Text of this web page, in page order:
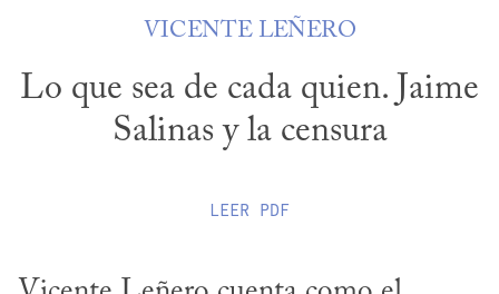
VICENTE LEÑERO
Lo que sea de cada quien. Jaime
Salinas y la censura
LEER PDF